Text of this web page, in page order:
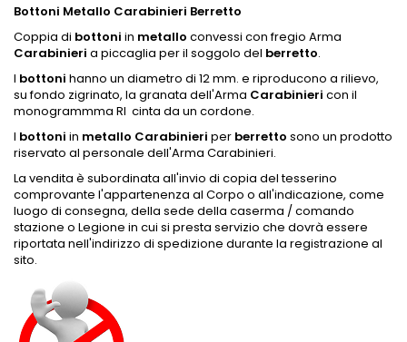
Bottoni Metallo Carabinieri Berretto
Coppia di bottoni in metallo convessi con fregio Arma
Carabinieri a piccaglia per il soggolo del berretto.
I bottoni hanno un diametro di 12 mm. e riproducono a rilievo,
su fondo zigrinato, la granata dell'Arma Carabinieri con il
monogrammma RI cinta da un cordone.
I bottoni in metallo Carabinieri per berretto sono un prodotto
riservato al personale dell'Arma Carabinieri.
La vendita è subordinata all'invio di copia del tesserino
comprovante l'appartenenza al Corpo o all'indicazione, come
luogo di consegna, della sede della caserma / comando
stazione o Legione in cui si presta servizio che dovrà essere
riportata nell'indirizzo di spedizione durante la registrazione al
sito.